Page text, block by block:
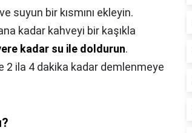
suyun bir kısmını ekleyin.
kadar kahveyi bir kaşıkla
kadar su ile doldurun.
ila 4 dakika kadar demlenmeye